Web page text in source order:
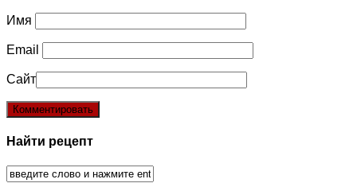
Имя
Email
Сайт
Найти рецепт